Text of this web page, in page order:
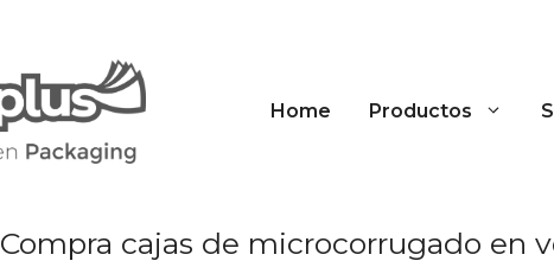
Home Productos
Compra cajas de microcorrugado en